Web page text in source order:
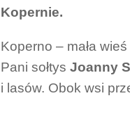
Kopernie.
Koperno – mała
Pani sołtys Joanny
i lasów. Obok wsi